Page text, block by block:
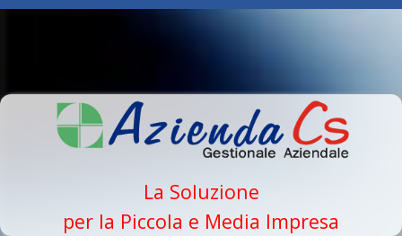
La Soluzione
per la Piccola e Media Impresa